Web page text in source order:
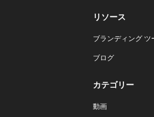
リソース
ブランディング ツ
ブログ
カテゴリー
動画